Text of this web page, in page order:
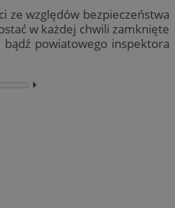
ze względów bezpieczeństwa
w każdej chwili zamknięte
powiatowego inspektora
⏵︎